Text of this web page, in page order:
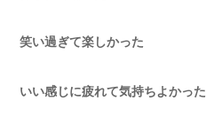
笑い過ぎて楽しかった
いい感じに疲れて気持ちよかった